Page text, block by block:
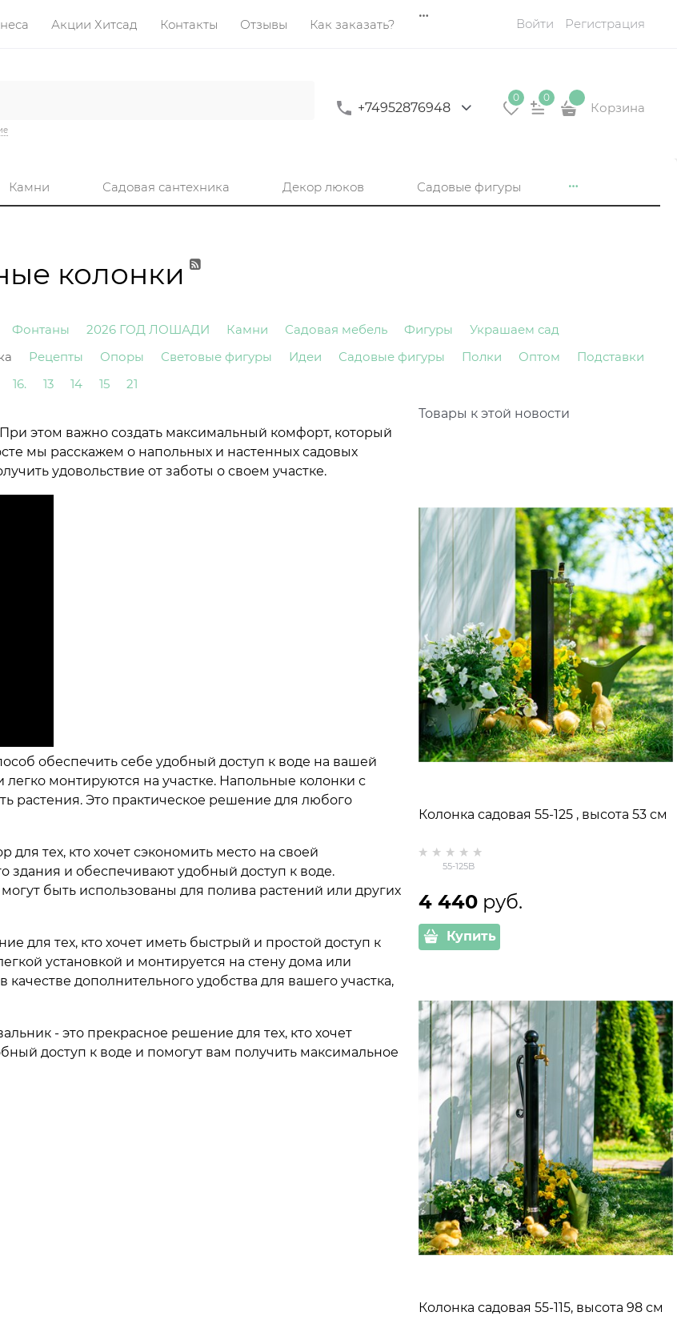
Акции Хитсад Контакты Отзывы Как заказать? Войти Регистрация
+74952876948
0 0
Корзина
Камни Садовая сантехника Декор люков Садовые фигуры
колонки
Фонтаны 2026 ГОД ЛОШАДИ Камни Садовая мебель Фигуры
Украшаем сад
Рецепты Опоры Световые фигуры Идеи Садовые фигуры Полки Оптом
Подставки
16. 13 14 15 21
этом важно создать максимальный комфорт, который
мы расскажем о напольных и настенных садовых
удовольствие от заботы о своем участке.
обеспечить себе удобный доступ к воде на вашей
монтируются на участке. Напольные колонки с
растения. Это практическое решение для любого
тех, кто хочет сэкономить место на своей
здания и обеспечивают удобный доступ к воде.
быть использованы для полива растений или других
для тех, кто хочет иметь быстрый и простой доступ к
установкой и монтируется на стену дома или
дополнительного удобства для вашего участка,
- это прекрасное решение для тех, кто хочет
доступ к воде и помогут вам получить максимальное
Товары к этой новости
Колонка садовая 55-125 , высота 53 см
55-125B
4 440 руб.
Купить
Колонка садовая 55-115, высота 98 см